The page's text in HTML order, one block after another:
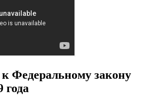
Федеральному закону
года